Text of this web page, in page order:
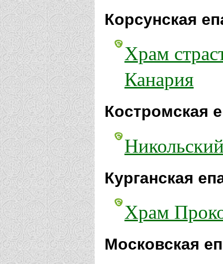
Корсунская
Храм
Канария
Костромская
Курганская
Храм
Московская